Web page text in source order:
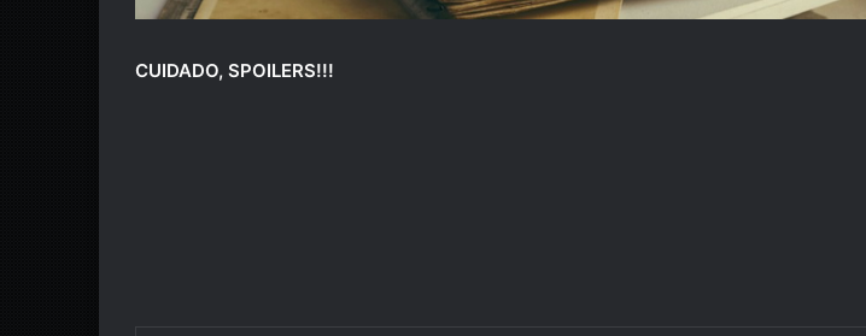
CUIDADO, SPOILERS!!!